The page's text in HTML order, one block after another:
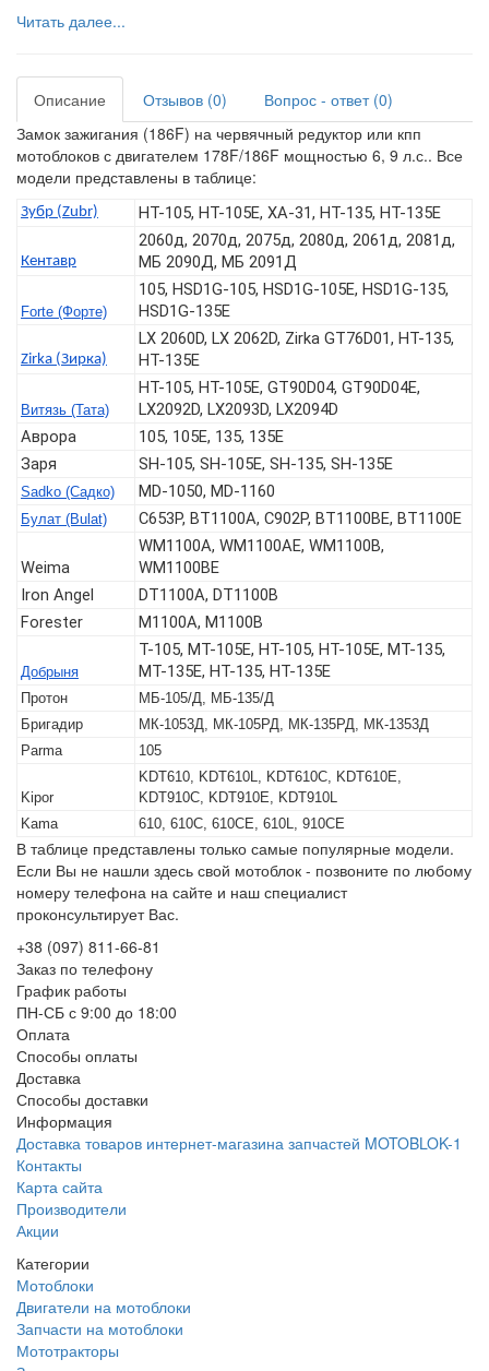
Читать далее...
Описание Отзывов (0)
Вопрос - ответ (0)
Замок зажигания (186F) на червячный редуктор или кпп
мотоблоков с двигателем 178F/186F мощностью 6, 9 л.с.. Все
модели представлены в таблице:
Зубр (Zubr) HT-105, HT-105E, ХА-31, HT-135, HT-135E
Кентавр
2060д, 2070д, 2075д, 2080д, 2061д, 2081д,
МБ 2090Д, МБ 2091Д
Forte (Форте)
105, HSD1G-105, HSD1G-105E, HSD1G-135,
HSD1G-135E
Zirka (Зирка)
LX 2060D, LX 2062D, Zirka GT76D01, HT-135,
HT-135E
Витязь (Тата)
HT-105, HT-105E, GT90D04, GT90D04E,
LX2092D, LX2093D, LX2094D
Аврора
105, 105Е, 135, 135E
Заря
SH-105, SH-105E, SH-135, SH-135E
Sadko (Садко) MD-1050, MD-1160
Булат (Bulat) C653P, BT1100A, C902P, BT1100BЕ, BT1100E
Weima
WM1100A, WM1100AE, WM1100B,
WM1100BE
Iron Angel
DT1100A, DT1100B
Forester
M1100A, M1100B
Добрыня
T-105, МТ-105Е, НТ-105, НТ-105Е, МТ-135,
МТ-135Е, НТ-135, НТ-135Е
Протон
МБ-105/Д, МБ-135/Д
Бригадир
МК-1053Д, МК-105РД, МК-135РД, МК-1353Д
Parma
105
Kipor
KDT610, KDT610L, KDT610C, KDT610E,
KDT910C, KDT910E, KDT910L
Kama
610, 610C, 610CE, 610L, 910CE
В таблице представлены только самые популярные модели.
Если Вы не нашли здесь свой мотоблок - позвоните по любому
номеру телефона на сайте и наш специалист
проконсультирует Вас.
+38 (097) 811-66-81
Заказ по телефону
График работы
ПН-СБ с 9:00 до 18:00
Оплата
Способы оплаты
Доставка
Способы доставки
Информация
Доставка товаров интернет-магазина запчастей MOTOBLOK-1
Контакты
Карта сайта
Производители
Акции
Категории
Мотоблоки
Двигатели на мотоблоки
Запчасти на мотоблоки
Мототракторы